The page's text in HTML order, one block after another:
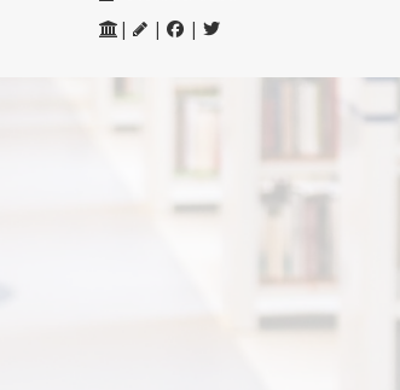
|
| |